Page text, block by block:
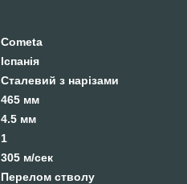
Cometa
Іспанія
Сталевий з нарізами
465 мм
4.5 мм
1
305 м/сек
Перелом стволу